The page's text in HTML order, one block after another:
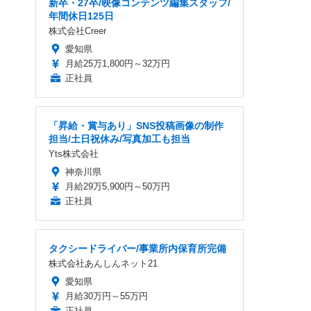
新卒・27卒/映像コンテンツ編集スタッフ/
年間休日125日
株式会社Creer
愛知県
月給25万1,800円～32万円
正社員
「昇給・賞与あり」SNS投稿画像の制作
担当/土日祝休み/写真加工も担当
Yts株式会社
神奈川県
月給29万5,900円～50万円
正社員
タクシードライバー/事業所内保育所完備
株式会社あんしんネット21
愛知県
月給30万円～55万円